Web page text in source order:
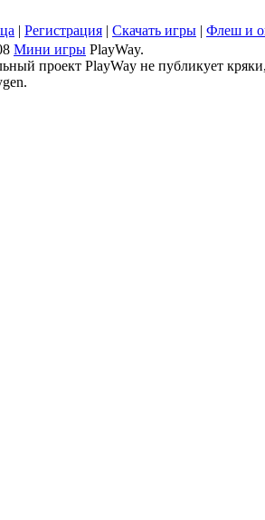
| Регистрация | Скачать игры | Флеш и
Мини игры PlayWay.
проект PlayWay не публикует